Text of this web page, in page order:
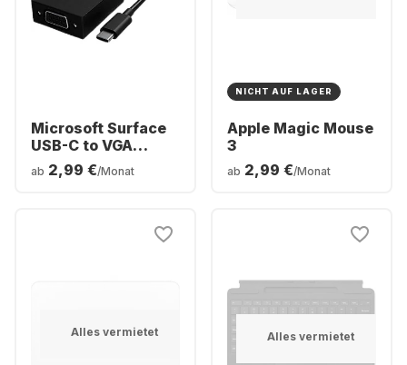
Microsoft Surface
USB-C to VGA
Adapter
ab 2,99 €/Monat
NICHT AUF LAGER
Apple Magic Mouse
3
ab 2,99 €/Monat
Alles vermietet Alles vermietet